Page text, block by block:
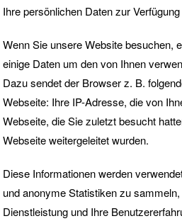
Ihre persönlichen Daten zur
Wenn Sie unsere Website besuchen,
einige Daten um den von Ihnen
Dazu sendet der Browser z. B.
Webseite: Ihre IP-Adresse, die von
Webseite, die Sie zuletzt besucht
Webseite weitergeleitet wurden.
Diese Informationen werden
und anonyme Statistiken zu
Dienstleistung und Ihre